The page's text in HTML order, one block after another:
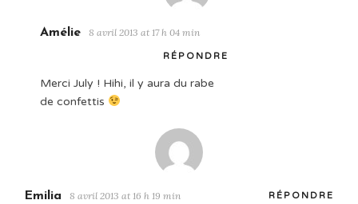
Amélie 8 avril 2013 at 17 h 04 min
RÉPONDRE
Merci July ! Hihi, il y aura du rabe
de confettis
Emilia 8 avril 2013 at 16 h 19 min RÉPONDRE